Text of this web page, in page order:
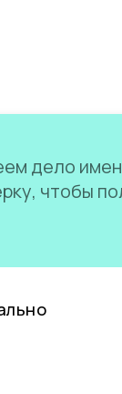
дело
чтобы